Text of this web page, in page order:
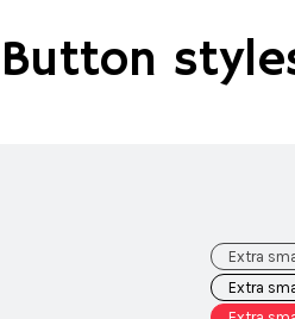
Button
Extra
Extra